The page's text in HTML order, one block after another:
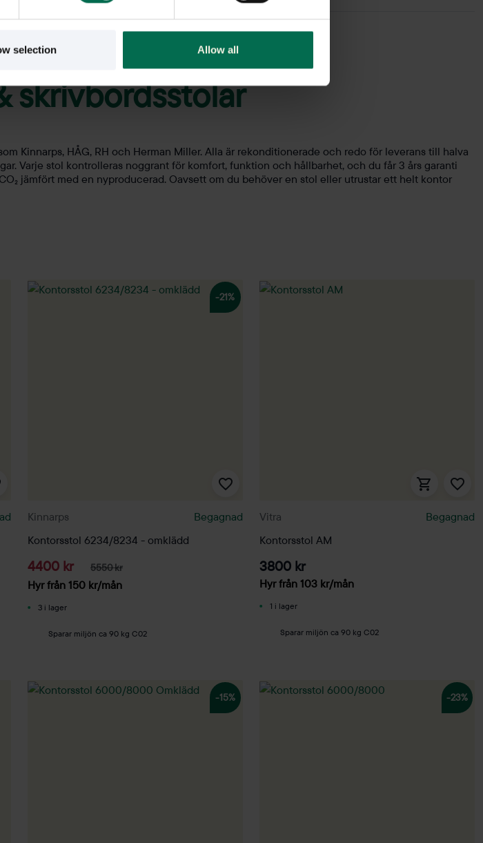
selection Allow all
skrivbordsstolar
Kinnarps, HÅG, RH och Herman Miller. Alla är rekonditionerade och redo för leverans till halva
Varje stol kontrolleras noggrant för komfort, funktion och hållbarhet, och du får 3 års garanti
jämfört med en nyproducerad. Oavsett om du behöver en stol eller utrustar ett helt kontor
-21%
Kinnarps
Begagnad
Kontorsstol 6234/8234 - omklädd
4400 kr 5550 kr
Hyr från 150 kr/mån
3 i lager
Sparar miljön ca 90 kg C02
Vitra
Begagnad
Kontorsstol AM
3800 kr
Hyr från 103 kr/mån
1 i lager
Sparar miljön ca 90 kg C02
-15% -23%